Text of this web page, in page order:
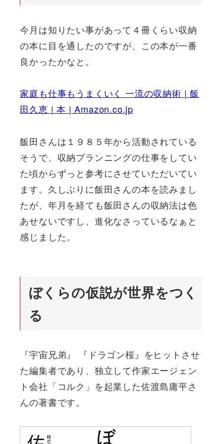
今月は知りたい事があって４冊くらい収納
の本に目を通したのですが、この本が一番
良かったかなと。
家庭も仕事もうまくいく 一流の収納術 | 飯
田久恵 | 本 | Amazon.co.jp
飯田さんは１９８５年から活動されている
そうで、収納プランニングの仕事をしてい
た頃からずっと参考にさせていただいてい
ます。久しぶりに飯田さんの本を読みまし
たが、年月を経ても飯田さんの収納法は色
あせないですし、進化なさっているなぁと
感じました。
ぼくらの仮説が世界をつく
る
『宇宙兄弟』 『ドラゴン桜』をヒットさせ
た編集者であり、独立して作家エージェン
ト会社「コルク」を起業した佐渡島庸平さ
んの著書です。